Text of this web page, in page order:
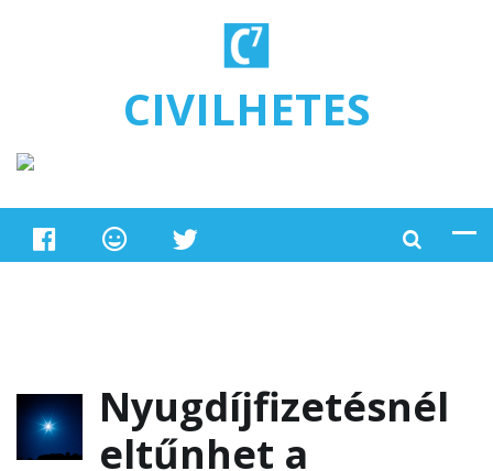
CIVILHETES
Nyugdíjfizetésnél
eltűnhet a